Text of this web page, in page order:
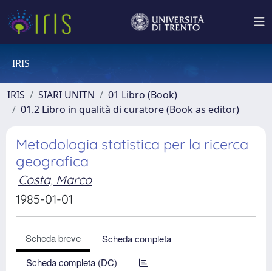
IRIS
IRIS SIARI UNITN
01 Libro (Book)
01.2 Libro in qualità di curatore (Book as editor)
Metodologia statistica per la ricerca
geografica
Costa, Marco
1985-01-01
Scheda breve
Scheda completa
Scheda completa (DC)